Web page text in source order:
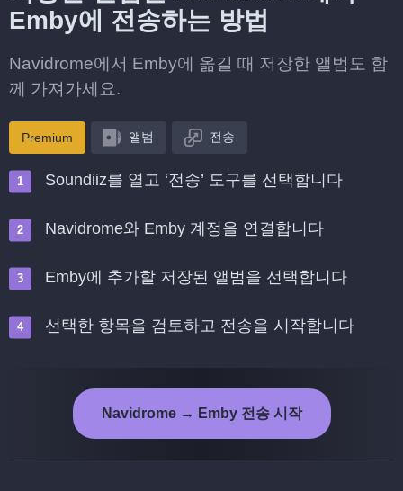
Emby에 전송하는 방법
Navidrome에서 Emby에 옮길 때 저장한 앨범도 함
께 가져가세요.
Premium 앨범 전송
Soundiiz를 열고 ‘전송’ 도구를 선택합니다
Navidrome와 Emby 계정을 연결합니다
Emby에 추가할 저장된 앨범을 선택합니다
선택한 항목을 검토하고 전송을 시작합니다
Navidrome → Emby 전송 시작